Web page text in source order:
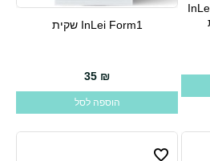
InLei Form1 שקית
35 ₪
הוספה לסל